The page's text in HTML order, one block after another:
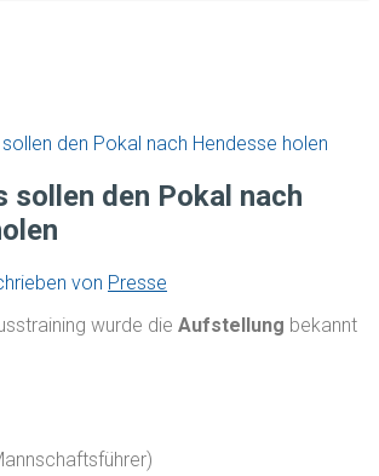
den Pokal nach Hendesse holen
sollen den Pokal nach
von Presse
wurde die Aufstellung bekannt